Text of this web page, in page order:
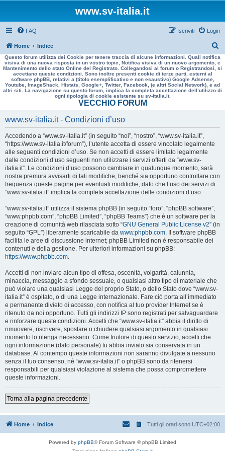
www.sv-italia.it
FAQ Login
Iscriviti
Home Indice
e
r
a
Questo forum utilizza dei Cookie per tenere traccia di alcune informazioni. Quali notifica
visiva di una nuova risposta in un vostro topic, Notifica visiva di un nuovo argomento, e
Mantenimento dello stato Online del Registrato. Collegandosi al forum o Registrandosi, si
accettano queste condizioni. Sono inoltre presenti cookie di terze parti, esterni al
software phpBB, relativi a (titolo esemplificativo e non esaustivo) Google Adsense,
Youtube, ImageShack, Histats, Google+, Twitter, Facebook, (e altri Social Network), e ad
altri siti. La navigazione su questo forum, implica la completa accettazione dell’utilizzo di
ogni tipologia di cookie esistente su sv-italia.it.
VECCHIO FORUM
www.sv-italia.it - Condizioni d’uso
Accedendo a “www.sv-italia.it” (in seguito “noi”, “nostro”, “www.sv-italia.it”,
“https://www.sv-italia.it/forum”), l’utente accetta di essere vincolato legalmente
alle seguenti condizioni d’uso. Se non accetti di essere limitato legalmente
dalle condizioni d’uso seguenti non utilizzare i servizi offerti da “www.sv-
italia.it”. Le condizioni d’uso possono cambiare in qualunque momento, sarà
nostra premura avvisarti di tali modifiche, benché sia opportuno controllare con
frequenza queste pagine per eventuali modifiche, dato che l’uso dei servizi di
“www.sv-italia.it” implica la completa accettazione delle condizioni d’uso.
“www.sv-italia.it” utilizza il sistema phpBB (in seguito “loro”, “phpBB software”,
“www.phpbb.com”, “phpBB Limited”, “phpBB Teams”) che è un software per la
creazione di comunità web rilasciata sotto “GNU General Public License v2” (in
seguito “GPL”) liberamente scaricabile da www.phpbb.com. Il software phpBB
facilita le aree di discussione internet; phpBB Limited non è responsabile dei
contenuti e della gestione. Per ulteriori informazioni su phpBB:
https://www.phpbb.com.
Accetti di non inviare alcun tipo di offesa, oscenità, volgarità, calunnia,
minaccia, messaggio a sfondo sessuale, o qualsiasi altro tipo di materiale che
può violare una qualsiasi Legge del proprio Stato, o dello Stato dove “www.sv-
italia.it” è ospitato, o di una Legge internazionale. Fare ciò porta all’immediato
e permanente divieto di accesso, con notifica al tuo provider Internet se è
ritenuto da noi opportuno. Tutti gli indirizzi IP sono registrati per salvaguardare
e rinforzare queste condizioni. Accetti che “www.sv-italia.it” abbia il diritto di
rimuovere, riscrivere, spostare o chiudere qualsiasi argomento in qualsiasi
momento lo ritenga necessario. Come fruitore di questo servizio, accetti che
ogni informazione (dato personale) tu abbia inviato sia conservata in un
database. Al contempo queste informazioni non saranno divulgate a nessuno
senza il tuo consenso, né “www.sv-italia.it” o phpBB sono da ritenersi
responsabili per qualsiasi violazione al sistema che possa compromettere
queste informazioni.
Torna alla pagina precedente
Home Indice Tutti gli orari sono UTC+02:00
Powered by phpBB® Forum Software © phpBB Limited